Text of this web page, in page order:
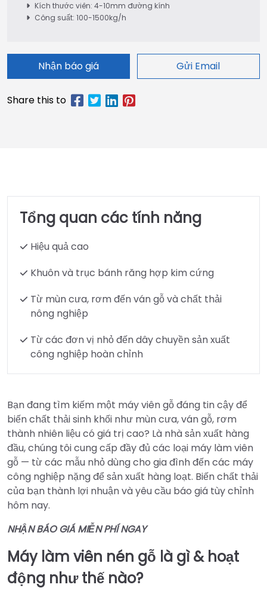
Kích thước viên: 4-10mm đường kính
Công suất: 100-1500kg/h
Nhận báo giá Gửi Email
Tổng quan các tính năng
Hiệu quả cao
Khuôn và trục bánh răng hợp kim cứng
Từ mùn cưa, rơm đến ván gỗ và chất thải
nông nghiệp
Từ các đơn vị nhỏ đến dây chuyền sản xuất
công nghiệp hoàn chỉnh
Bạn đang tìm kiếm một máy viên gỗ đáng tin cậy để
biến chất thải sinh khối như mùn cưa, ván gỗ, rơm
thành nhiên liệu có giá trị cao? Là nhà sản xuất hàng
đầu, chúng tôi cung cấp đầy đủ các loại máy làm viên
gỗ — từ các mẫu nhỏ dùng cho gia đình đến các máy
công nghiệp nặng để sản xuất hàng loạt. Biến chất thải
của bạn thành lợi nhuận và yêu cầu báo giá tùy chỉnh
hôm nay.
NHẬN BÁO GIÁ MIỄN PHÍ NGAY
Máy làm viên nén gỗ là gì & hoạt
động như thế nào?